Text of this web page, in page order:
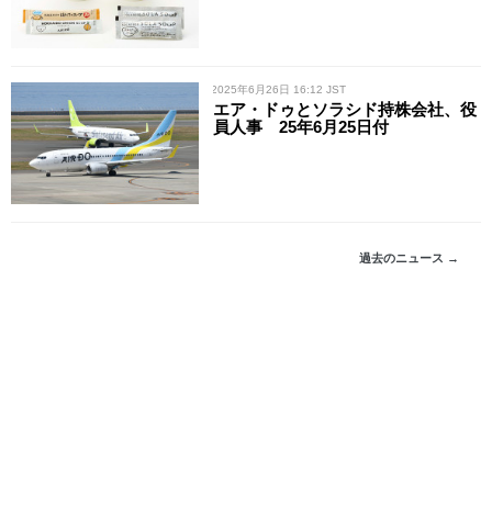
/ 2025年6月26日 16:12 JST
エア・ドゥとソラシド持株会社、役
員人事 25年6月25日付
過去のニュース →